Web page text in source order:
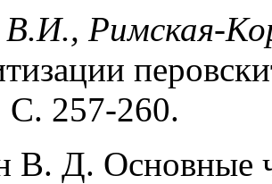
В.И., Римская-
257-260.
В. Д. Основные